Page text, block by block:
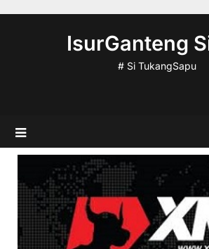
IsurGanteng
# Si TukangSapu